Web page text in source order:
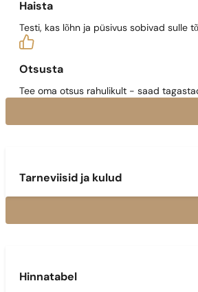
Haista
Testi, kas lõhn ja püsivus sobivad sulle
Otsusta
Tee oma otsus rahulikult - saad
Tarneviisid ja kulud
Hinnatabel